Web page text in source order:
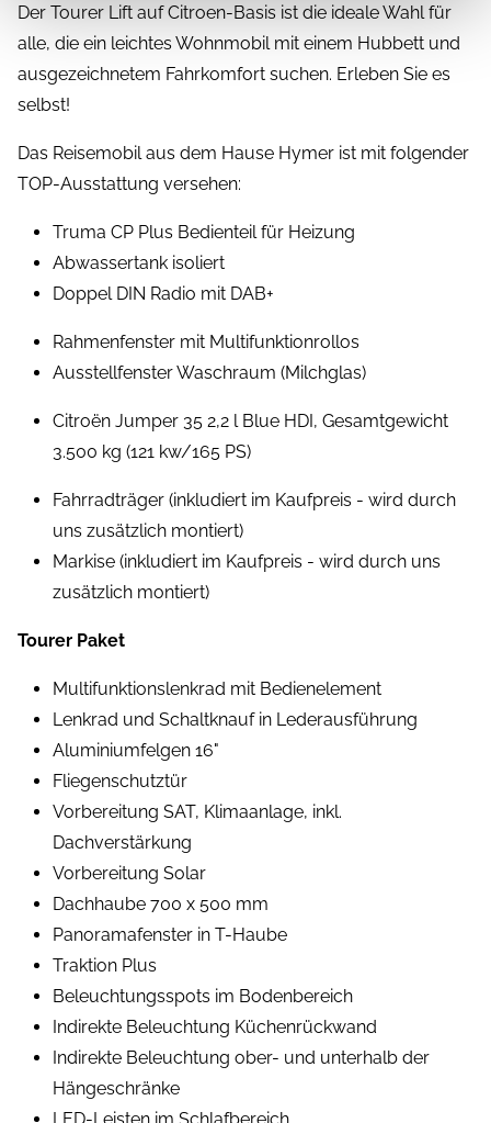
Der Tourer Lift auf Citroen-Basis ist die ideale Wahl für
alle, die ein leichtes Wohnmobil mit einem Hubbett und
ausgezeichnetem Fahrkomfort suchen. Erleben Sie es
selbst!
Das Reisemobil aus dem Hause Hymer ist mit folgender
TOP-Ausstattung versehen:
Truma CP Plus Bedienteil für Heizung
Abwassertank isoliert
Doppel DIN Radio mit DAB+
Rahmenfenster mit Multifunktionrollos
Ausstellfenster Waschraum (Milchglas)
Citroën Jumper 35 2,2 l Blue HDI, Gesamtgewicht
3.500 kg (121 kw/165 PS)
Fahrradträger (inkludiert im Kaufpreis - wird durch
uns zusätzlich montiert)
Markise (inkludiert im Kaufpreis - wird durch uns
zusätzlich montiert)
Tourer Paket
Multifunktionslenkrad mit Bedienelement
Lenkrad und Schaltknauf in Lederausführung
Aluminiumfelgen 16"
Fliegenschutztür
Vorbereitung SAT, Klimaanlage, inkl.
Dachverstärkung
Vorbereitung Solar
Dachhaube 700 x 500 mm
Panoramafenster in T-Haube
Traktion Plus
Beleuchtungsspots im Bodenbereich
Indirekte Beleuchtung Küchenrückwand
Indirekte Beleuchtung ober- und unterhalb der
Hängeschränke